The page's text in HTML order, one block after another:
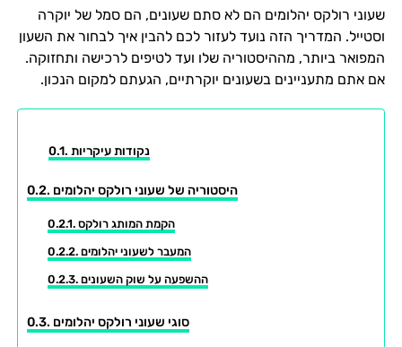
שעוני רולקס יהלומים הם לא סתם שעונים, הם סמל של יוקרה
וסטייל. המדריך הזה נועד לעזור לכם להבין איך לבחור את השעון
המפואר ביותר, מההיסטוריה שלו ועד לטיפים לרכישה ותחזוקה.
אם אתם מתעניינים בשעונים יוקרתיים, הגעתם למקום הנכון.
נקודות עיקריות
היסטוריה של שעוני רולקס יהלומים
הקמת המותג רולקס
המעבר לשעוני יהלומים
ההשפעה על שוק השעונים
סוגי שעוני רולקס יהלומים